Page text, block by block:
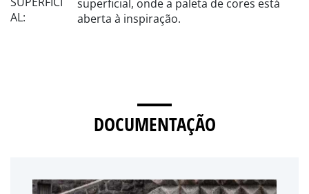
superficial, onde a paleta de cores está
aberta à inspiração.
DOCUMENTAÇÃO